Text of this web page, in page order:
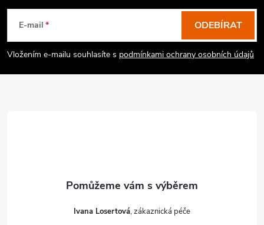
E-mail
Vložením e-mailu souhlasíte s podmínkami ochrany osobních údajů
ODEBÍRAT
Ivana Losertová